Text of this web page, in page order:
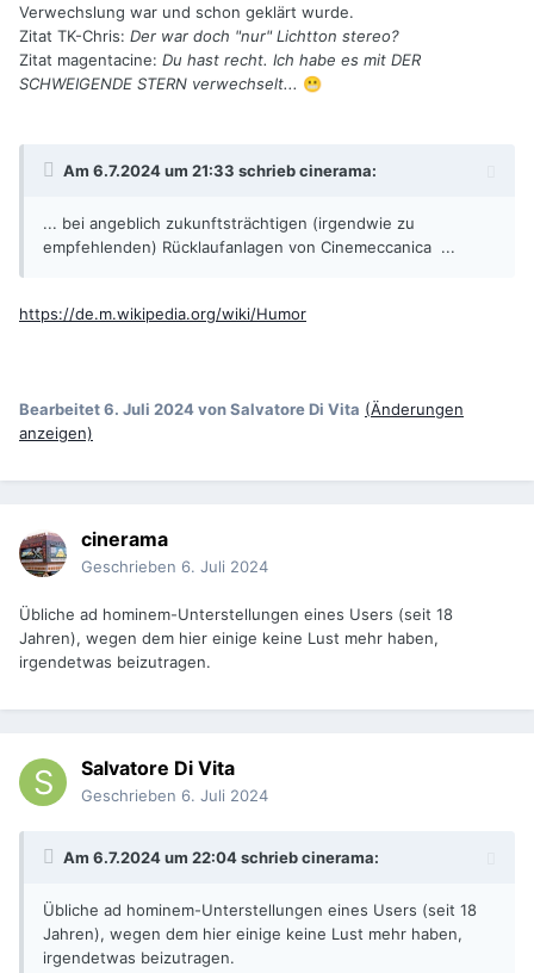
Verwechslung war und schon geklärt wurde.
Zitat TK-Chris: Der war doch "nur" Lichtton stereo?
Zitat magentacine: Du hast recht. Ich habe es mit DER
SCHWEIGENDE STERN verwechselt... 😬
Am 6.7.2024 um 21:33 schriebcinerama:
... bei angeblich zukunftsträchtigen (irgendwie zu
empfehlenden) Rücklaufanlagen von Cinemeccanica ...
https://de.m.wikipedia.org/wiki/Humor
Bearbeitet6. Juli 2024von Salvatore Di Vita (Änderungen
anzeigen)
cinerama
Geschrieben 6. Juli 2024
Übliche ad hominem-Unterstellungen eines Users (seit 18
Jahren), wegen dem hier einige keine Lust mehr haben,
irgendetwas beizutragen.
Salvatore Di Vita
Geschrieben 6. Juli 2024
Am 6.7.2024 um 22:04 schriebcinerama:
Übliche ad hominem-Unterstellungen eines Users (seit 18
Jahren), wegen dem hier einige keine Lust mehr haben,
irgendetwas beizutragen.